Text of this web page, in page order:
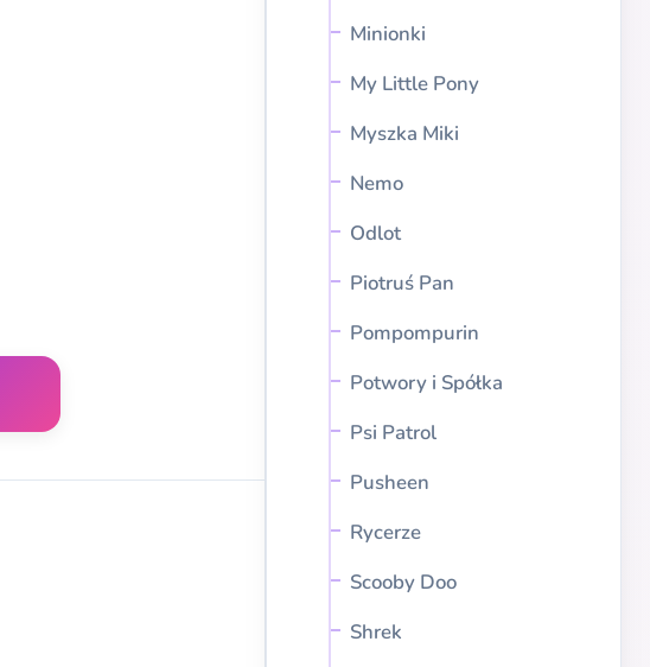
Minionki
My Little Pony
Myszka Miki
Nemo
Odlot
Piotruś Pan
Pompompurin
Potwory i Spółka
Psi Patrol
Pusheen
Rycerze
Scooby Doo
Shrek